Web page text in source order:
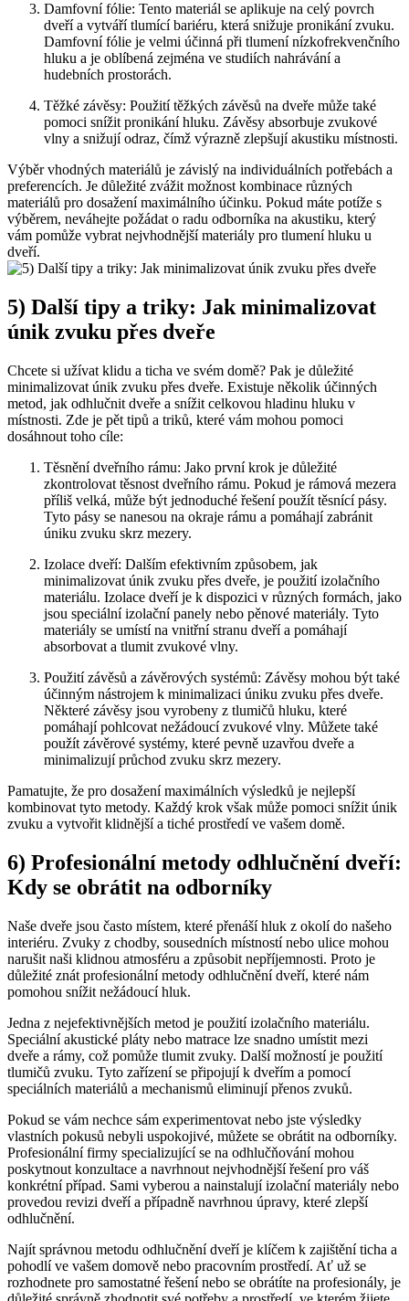
Damfovní fólie: Tento materiál se aplikuje na​ celý ​povrch
dveří a vytváří tlumící bariéru,⁣ která snižuje pronikání zvuku.
‌Damfovní fólie ⁣je velmi ‌účinná při tlumení nízkofrekvenčního
hluku a je oblíbená zejména ve studiích nahrávání⁢ a
hudebních⁤ prostorách.
Těžké závěsy: Použití těžkých závěsů na dveře může ⁤také
pomoci snížit pronikání hluku. ​Závěsy ⁢absorbuje zvukové
vlny a snižují odraz, čímž výrazně zlepšují ‌akustiku místnosti.
Výběr vhodných materiálů je⁤ závislý⁢ na individuálních potřebách a
preferencích. ‍Je důležité zvážit možnost kombinace různých
materiálů pro dosažení⁣ maximálního účinku. Pokud‍ máte potíže s
výběrem, ⁢neváhejte požádat o radu odborníka na akustiku, který
vám pomůže vybrat nejvhodnější materiály pro tlumení hluku u
dveří.
5) Další tipy a triky: Jak ​minimalizovat
⁢únik zvuku přes‍ dveře
Chcete si užívat klidu a ticha ve svém⁣ domě? Pak je důležité
minimalizovat únik zvuku ‍přes dveře. Existuje několik účinných
metod, jak odhlučnit ⁤dveře a snížit⁤ celkovou hladinu hluku v
místnosti. Zde⁢ je⁣ pět tipů a triků, které vám mohou ⁢pomoci
dosáhnout toho cíle:
Těsnění dveřního rámu: Jako ​první krok je důležité
⁢zkontrolovat těsnost⁢ dveřního rámu. Pokud je rámová mezera
příliš velká, může být jednoduché řešení použít těsnící pásy.​
Tyto pásy se nanesou na okraje rámu a ⁢pomáhají zabránit
úniku zvuku skrz mezery.
Izolace dveří: Dalším efektivním způsobem, jak
minimalizovat únik zvuku přes dveře, je použití izolačního
materiálu. Izolace dveří je⁣ k dispozici‌ v různých formách, jako
jsou speciální izolační panely nebo pěnové ‍materiály. Tyto‌
materiály se umístí na vnitřní‍ stranu dveří a pomáhají
absorbovat a tlumit zvukové vlny.
Použití závěsů a závěrových systémů: Závěsy mohou ‌být také
účinným nástrojem k ⁤minimalizaci úniku‍ zvuku přes⁣ dveře.
‌Některé závěsy jsou vyrobeny z tlumičů hluku, které
pomáhají pohlcovat nežádoucí zvukové vlny. Můžete také
použít závěrové systémy, které pevně uzavřou⁤ dveře a
minimalizují průchod zvuku skrz mezery.
Pamatujte, že pro dosažení maximálních ​výsledků je nejlepší
‍kombinovat tyto ⁤metody. Každý ⁤krok však může pomoci snížit únik
zvuku a vytvořit klidnější a tiché prostředí ve ⁤vašem domě.
6) Profesionální ⁣metody odhlučnění dveří:
Kdy se obrátit na odborníky
Naše ‌dveře jsou často místem, které‍ přenáší hluk z okolí do našeho
interiéru. Zvuky z chodby, sousedních místností nebo ulice mohou​
narušit naši klidnou atmosféru a způsobit nepříjemnosti. Proto je
důležité znát ⁤profesionální ​metody odhlučnění dveří, které nám
pomohou snížit nežádoucí hluk.
Jedna z nejefektivnějších metod je použití izolačního⁢ materiálu.‌
Speciální ⁤akustické pláty nebo⁤ matrace lze snadno umístit⁢ mezi
dveře a⁣ rámy, což pomůže tlumit zvuky. ⁣Další možností je použití
tlumičů zvuku. ⁣Tyto zařízení se připojují ‌k ⁤dveřím ​a​ pomocí
speciálních materiálů a mechanismů eliminují přenos zvuků.
Pokud se vám nechce sám experimentovat nebo ‌jste ​výsledky
vlastních pokusů nebyli⁣ uspokojivé, můžete se obrátit na odborníky.
Profesionální firmy specializující se na odhlučňování mohou
poskytnout ‌konzultace a navrhnout nejvhodnější řešení pro⁢ váš
konkrétní případ. Sami vyberou a nainstalují izolační materiály nebo
provedou‌ revizi⁤ dveří a případně navrhnou úpravy, které zlepší
odhlučnění.
Najít správnou metodu odhlučnění dveří je klíčem k zajištění ticha a
pohodlí ve vašem ‍domově nebo pracovním prostředí. Ať už se
rozhodnete pro​ samostatné řešení nebo se obrátíte na profesionály, je